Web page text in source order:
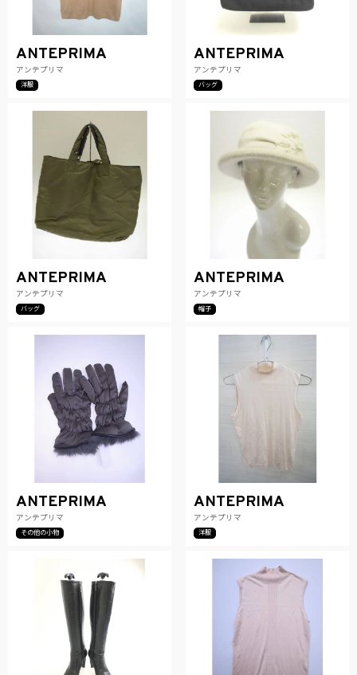
ANTEPRIMA
アンテプリマ
洋服
ANTEPRIMA
アンテプリマ
バッグ
ANTEPRIMA
アンテプリマ
バッグ
ANTEPRIMA
アンテプリマ
帽子
ANTEPRIMA
アンテプリマ
その他の小物
ANTEPRIMA
アンテプリマ
洋服